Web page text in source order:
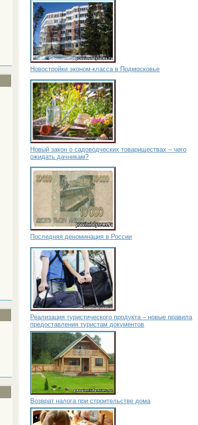
Новостройки эконом-класса в Подмосковье
Новый закон о садоводческих товариществах – чего
ожидать дачникам?
Последняя деноминация в России
Реализация туристического продукта – новые правила
предоставления туристам документов
Возврат налога при строительстве дома